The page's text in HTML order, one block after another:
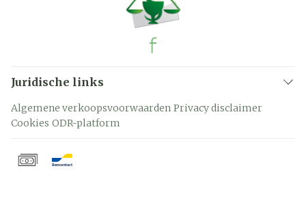
Juridische links
Algemene verkoopsvoorwaarden Privacy disclaimer
Cookies ODR-platform